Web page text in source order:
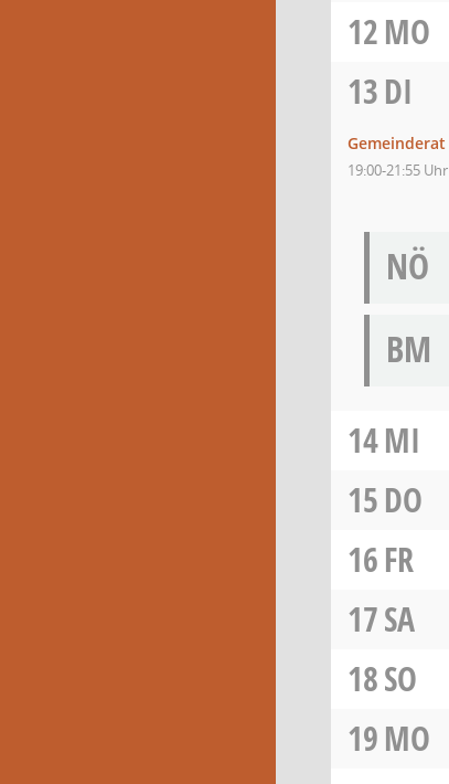
12MO
13DI
Gemeinderat
19:00-21:55 Uhr
NÖ
BM
14MI
15DO
16FR
17SA
18SO
19MO